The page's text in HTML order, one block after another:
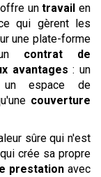
untravail en
qui gèrent les
une plate-forme
contrat de
avantages : un
espace de
couverture
sûre qui n'est
crée sa propre
prestation avec